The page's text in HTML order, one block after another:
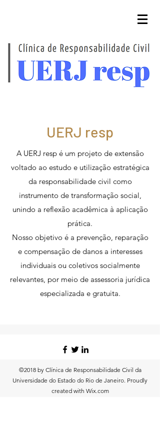
UERJ resp
A UERJ resp é um projeto de extensão
voltado ao estudo e utilização estratégica
da responsabilidade civil como
instrumento de transformação social,
unindo a reflexão acadêmica à aplicação
prática.
Nosso objetivo é a prevenção, reparação
e compensação de danos a interesses
individuais ou coletivos socialmente
relevantes, por meio de assessoria jurídica
especializada e gratuita.
©2018 by Clínica de Responsabilidade Civil da
Universidade do Estado do Rio de Janeiro. Proudly
created with Wix.com